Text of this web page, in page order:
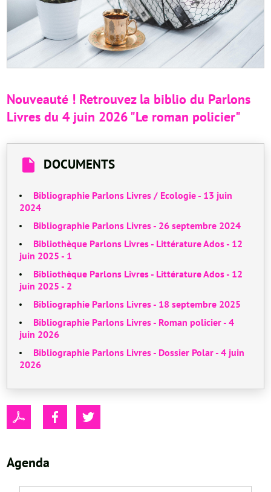
Nouveauté ! Retrouvez la biblio du Parlons
Livres du 4 juin 2026 "Le roman policier"
DOCUMENTS
Bibliographie Parlons Livres / Ecologie - 13 juin
2024
Bibliographie Parlons Livres - 26 septembre 2024
Bibliothèque Parlons Livres - Littérature Ados - 12
juin 2025 - 1
Bibliothèque Parlons Livres - Littérature Ados - 12
juin 2025 - 2
Bibliographie Parlons Livres - 18 septembre 2025
Bibliographie Parlons Livres - Roman policier - 4
juin 2026
Bibliographie Parlons Livres - Dossier Polar - 4 juin
2026
Agenda